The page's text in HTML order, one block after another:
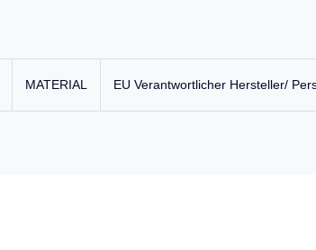
MATERIAL EU Verantwortlicher Hersteller/